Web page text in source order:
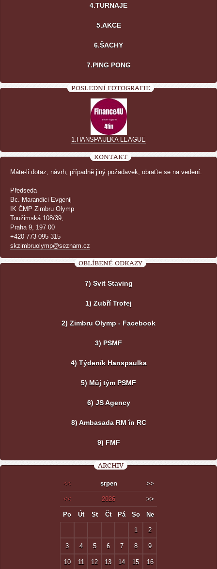
4.TURNAJE
5.AKCE
6.ŠACHY
7.PING PONG
POSLEDNÍ FOTOGRAFIE
1.HANSPAULKA LEAGUE
KONTAKT
Máte-li dotaz, návrh, případně jiný požadavek, obraťte se na vedení:
Předseda
Bc. Marandici Evgenij
IK ČMP Zimbru Olymp
Toužimská 108/39,
Praha 9, 197 00
+420 773 095 315
skzimbruolymp@seznam.cz
OBLÍBENÉ ODKAZY
7) Svit Staving
1) Zubří Trofej
2) Zimbru Olymp - Facebook
3) PSMF
4) Týdeník Hanspaulka
5) Můj tým PSMF
6) JS Agency
8) Ambasada RM în RC
9) FMF
ARCHIV
<< srpen >>
<< 2026 >>
Po Út St Čt Pá So Ne
1 2
3 4 5 6 7 8 9
10 11 12 13 14 15 16